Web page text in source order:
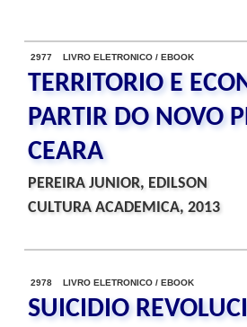
2977 LIVRO ELETRONICO / EBOOK
TERRITORIO E
PARTIR DO NOVO
CEARA
PEREIRA JUNIOR, EDILSON
CULTURA ACADEMICA, 2013
2978 LIVRO ELETRONICO / EBOOK
SUICIDIO